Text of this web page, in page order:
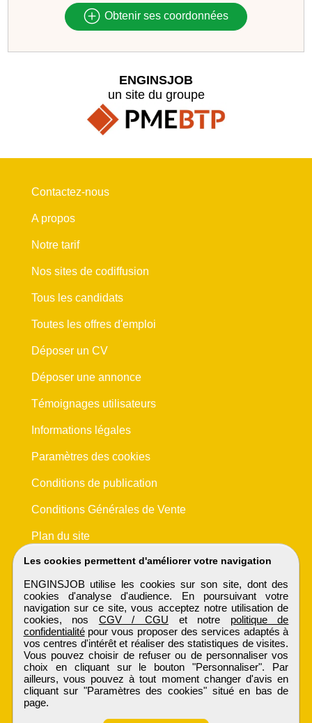
Obtenir ses coordonnées
Les cookies permettent d'améliorer votre navigation
ENGINSJOB utilise les cookies sur son site, dont des
cookies d'analyse d'audience. En poursuivant votre
navigation sur ce site, vous acceptez notre utilisation de
cookies, nos CGV / CGU et notre politique de
confidentialitépour vous proposer des services adaptés à
vos centres d'intérêt et réaliser des statistiques de visites.
Vous pouvez choisir de refuser ou de personnaliser vos
choix en cliquant sur le bouton "Personnaliser". Par
ailleurs, vous pouvez à tout moment changer d'avis en
cliquant sur "Paramètres des cookies" situé en bas de
page.
ENGINSJOB
un site du groupe
Contactez-nous
A propos
Notre tarif
Nos sites de codiffusion
Tous les candidats
Toutes les offres d'emploi
Déposer un CV
Déposer une annonce
Témoignages utilisateurs
Informations légales
Paramètres des cookies
Conditions de publication
Conditions Générales de Vente
Plan du site